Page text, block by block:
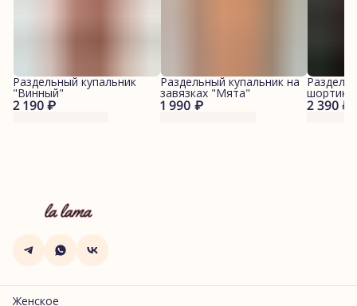
2 190 ₽
Раздельный купальник
"Винный"
1 990 ₽
Раздельный купальник на
завязках "Мята"
2 390 ₽
Женское